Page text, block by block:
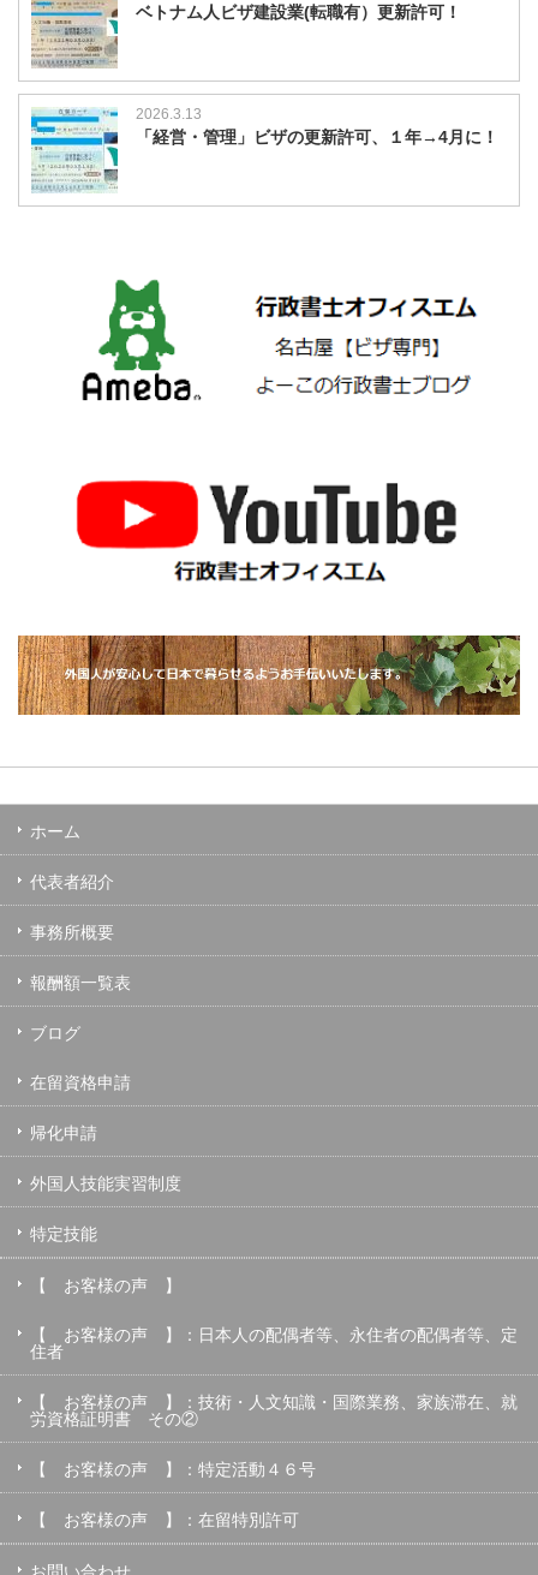
ベトナム人ビザ建設業(転職有）更新許可！
2026.3.13
「経営・管理」ビザの更新許可、１年→4月に！
ホーム
代表者紹介
事務所概要
報酬額一覧表
ブログ
在留資格申請
帰化申請
外国人技能実習制度
特定技能
【 お客様の声 】
【 お客様の声 】：日本人の配偶者等、永住者の配偶者等、定
住者
【 お客様の声 】：技術・人文知識・国際業務、家族滞在、就
労資格証明書 その②
【 お客様の声 】：特定活動４６号
【 お客様の声 】：在留特別許可